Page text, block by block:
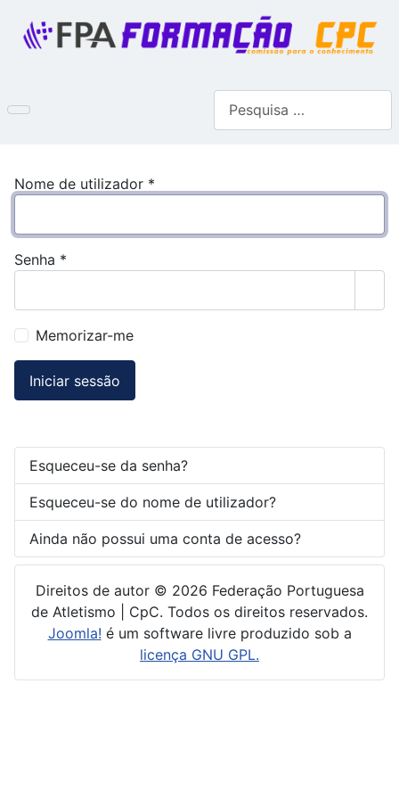
Nome de utilizador *
Senha *
Memorizar-me
Iniciar sessão
Esqueceu-se da senha?
Esqueceu-se do nome de utilizador?
Ainda não possui uma conta de acesso?
Direitos de autor © 2026 Federação Portuguesa
de Atletismo | CpC. Todos os direitos reservados.
Joomla! é um software livre produzido sob a
licença GNU GPL.